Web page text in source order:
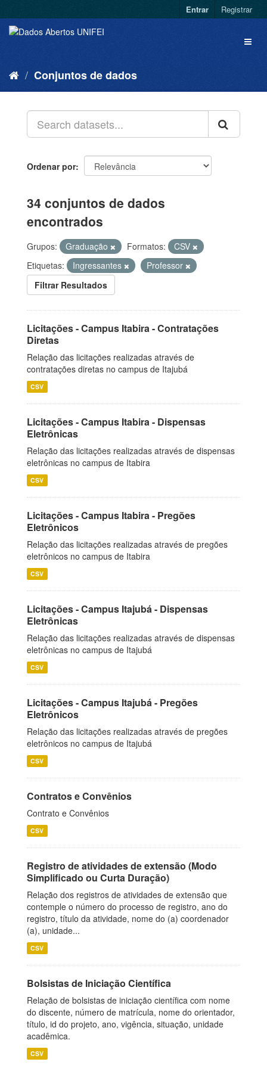
Entrar Registrar
Conjuntos de dados
Ordenar por
34 conjuntos de dados
encontrados
Grupos: Graduação Formatos:
CSV
Etiquetas:
Ingressantes
Professor
Filtrar Resultados
Licitações - Campus Itabira - Contratações
Diretas
Relação das licitações realizadas através de
contratações diretas no campus de Itajubá
CSV
Licitações - Campus Itabira - Dispensas
Eletrônicas
Relação das licitações realizadas através de dispensas
eletrônicas no campus de Itabira
CSV
Licitações - Campus Itabira - Pregões
Eletrônicos
Relação das licitações realizadas através de pregões
eletrônicos no campus de Itabira
CSV
Licitações - Campus Itajubá - Dispensas
Eletrônicas
Relação das licitações realizadas através de dispensas
eletrônicas no campus de Itajubá
CSV
Licitações - Campus Itajubá - Pregões
Eletrônicos
Relação das licitações realizadas através de pregões
eletrônicos no campus de Itajubá
CSV
Contratos e Convênios
Contrato e Convênios
CSV
Registro de atividades de extensão (Modo
Simplificado ou Curta Duração)
Relação dos registros de atividades de extensão que
contemple o número do processo de registro, ano do
registro, título da atividade, nome do (a) coordenador
(a), unidade...
CSV
Bolsistas de Iniciação Científica
Relação de bolsistas de iniciação científica com nome
do discente, número de matrícula, nome do orientador,
título, id do projeto, ano, vigência, situação, unidade
acadêmica.
CSV